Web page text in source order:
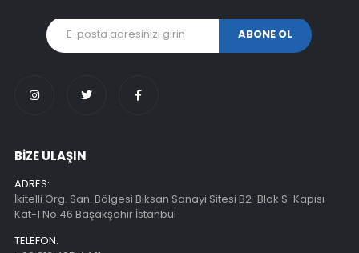
BİZE ULAŞIN
ADRES:
İkitelli Org. San. Bölgesi Biksan Sanayi Sitesi B2-Blok S-Kapısı
Kat-1 No:46 Başakşehir İstanbul
TELEFON: